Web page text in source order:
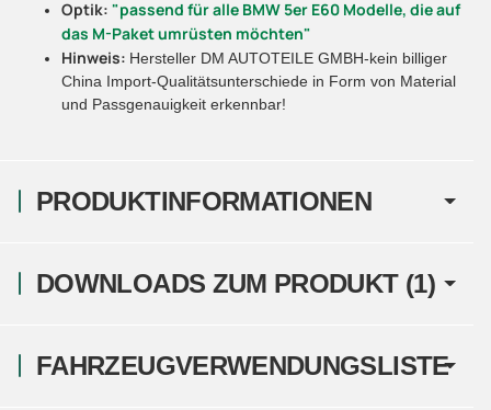
PRODUKTINFORMATIONEN
Optik: "passend für alle BMW 5er E60 Modelle, die auf
das M-Paket umrüsten möchten"
Hinweis: Hersteller DM AUTOTEILE GMBH-kein billiger
China Import-Qualitätsunterschiede in Form von Material
und Passgenauigkeit erkennbar!
DOWNLOADS ZUM PRODUKT (1)
FAHRZEUGVERWENDUNGSLISTE